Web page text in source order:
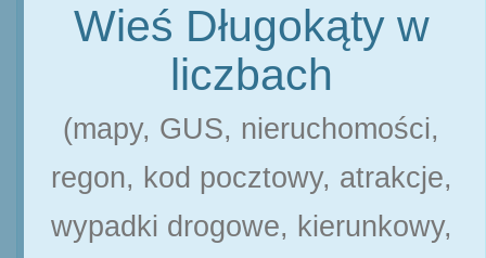
Wieś Długokąty w
liczbach
(mapy, GUS, nieruchomości,
regon, kod pocztowy, atrakcje,
wypadki drogowe, kierunkowy,